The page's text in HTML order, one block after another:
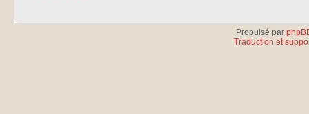
Propulsé par
Traduction et